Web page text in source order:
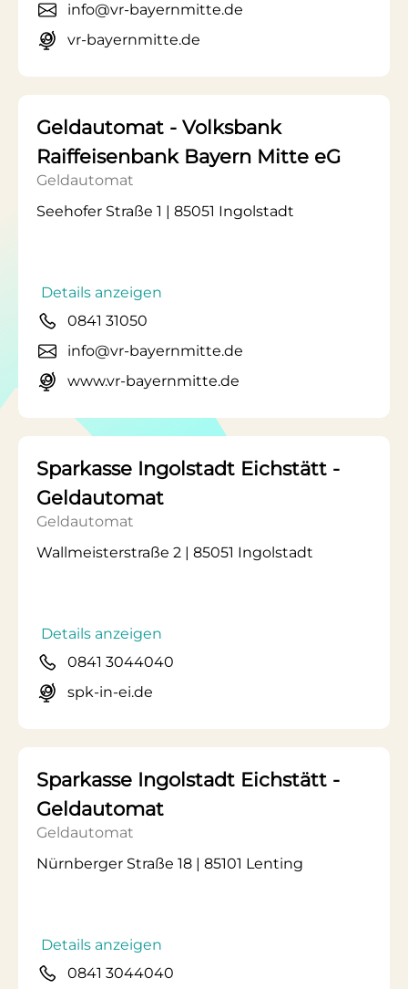
info@vr-bayernmitte.de
vr-bayernmitte.de
Geldautomat - Volksbank
Raiffeisenbank Bayern Mitte eG
Geldautomat
Seehofer Straße 1 | 85051 Ingolstadt
Details anzeigen
0841 31050
info@vr-bayernmitte.de
www.vr-bayernmitte.de
Sparkasse Ingolstadt Eichstätt -
Geldautomat
Geldautomat
Wallmeisterstraße 2 | 85051 Ingolstadt
Details anzeigen
0841 3044040
spk-in-ei.de
Sparkasse Ingolstadt Eichstätt -
Geldautomat
Geldautomat
Nürnberger Straße 18 | 85101 Lenting
Details anzeigen
0841 3044040